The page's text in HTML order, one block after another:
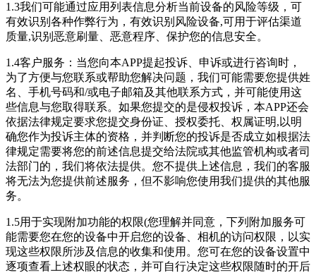
1.3我们可能通过应用列表信息分析当前设备的风险等级，可
有效识别各种作弊行为，有效识别风险设备,可用于评估渠道
质量,识别恶意刷量、恶意程序、保护您的信息安全。
1.4客户服务：当您向本APP提起投诉、申诉或进行咨询时，
为了方便与您联系或帮助您解决问题，我们可能需要您提供姓
名、手机号码和/或电子邮箱及其他联系方式，并可能使用这
些信息与您取得联系。如果您提交的是侵权投诉，本APP还会
依据法律规定要求您提交身份证、授权委托、权属证明,以明
确您作为投诉主体的资格，并判断您的投诉是否成立如根据法
律规定需要将您的前述信息提交给法院或其他监管机构或者司
法部门的，我们将依法提供。您不提供上述信息，我们的客服
将无法为您提供前述服务，但不影响您使用我们提供的其他服
务。
1.5用于实现附加功能的权限(您理解并同意，下列附加服务可
能需要您在您的设备中开启您的设备、相机的访问权限，以实
现这些权限所涉及信息的收集和使用。您可在您的设备设置中
逐项查看上述权眼的状态，并可自行决定这些权限随时的开后